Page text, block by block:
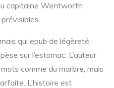
capitaine Wentworth
qui epub de légèreté,
sur l’estomac. L’auteur
comme du marbre, mais
L’histoire est